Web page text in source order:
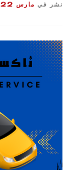
نشر في مارس 22, 2024